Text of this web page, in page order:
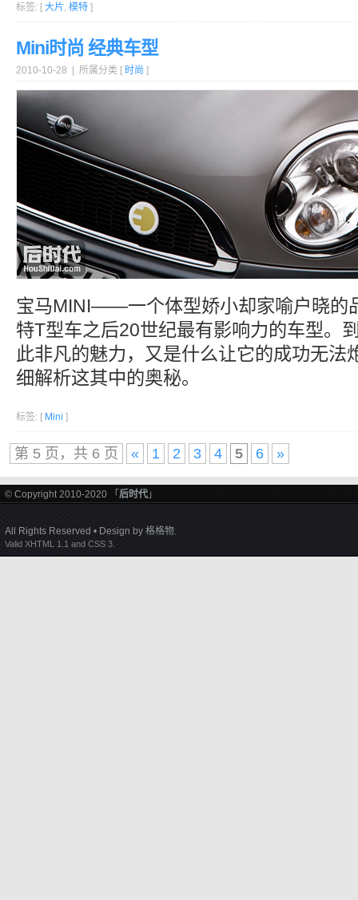
标签: [ 大片, 模特 ]
Mini时尚 经典车型
2010-10-28 | 所属分类 [ 时尚 ]
宝马MINI——一个体型娇小却家喻户晓的
特T型车之后20世纪最有影响力的车型。
此非凡的魅力，又是什么让它的成功无法
细解析这其中的奥秘。
标签: [ Mini ]
第 5 页，共 6 页 « 1 2 3 4 5 6 »
© Copyright 2010-2020 「 后时代 」
All Rights Reserved • Design by 格格物.
Valid XHTML 1.1 and CSS 3.